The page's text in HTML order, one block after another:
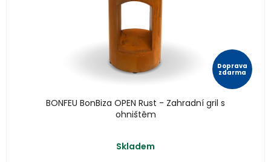
Doprava
zdarma
BONFEU BonBiza OPEN Rust - Zahradní gril s
ohništěm
Skladem